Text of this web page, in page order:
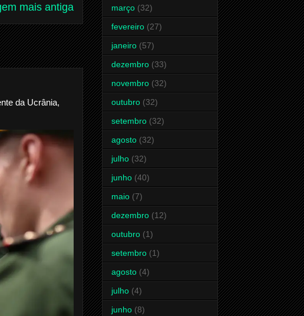
mais antiga
da Ucrânia,
março (32)
fevereiro (27)
janeiro (57)
dezembro (33)
novembro (32)
outubro (32)
setembro (32)
agosto (32)
julho (32)
junho (40)
maio (7)
dezembro (12)
outubro (1)
setembro (1)
agosto (4)
julho (4)
junho (8)